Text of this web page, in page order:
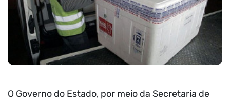
O Governo do Estado, por meio da Secretaria de